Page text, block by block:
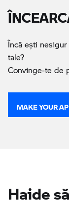
Încă eşti
tale?
Convinge-te de
MAKE YOUR
Haide